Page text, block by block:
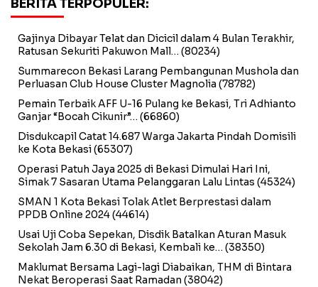
BERITA TERPOPULER:
Gajinya Dibayar Telat dan Dicicil dalam 4 Bulan Terakhir,
Ratusan Sekuriti Pakuwon Mall… (80234)
Summarecon Bekasi Larang Pembangunan Mushola dan
Perluasan Club House Cluster Magnolia (78782)
Pemain Terbaik AFF U-16 Pulang ke Bekasi, Tri Adhianto
Ganjar “Bocah Cikunir”… (66860)
Disdukcapil Catat 14.687 Warga Jakarta Pindah Domisili
ke Kota Bekasi(65307)
Operasi Patuh Jaya 2025 di Bekasi Dimulai Hari Ini,
Simak 7 Sasaran Utama Pelanggaran Lalu Lintas (45324)
SMAN 1 Kota Bekasi Tolak Atlet Berprestasi dalam
PPDB Online 2024(44614)
Usai Uji Coba Sepekan, Disdik Batalkan Aturan Masuk
Sekolah Jam 6.30 di Bekasi, Kembali ke… (38350)
Maklumat Bersama Lagi-lagi Diabaikan, THM di Bintara
Nekat Beroperasi Saat Ramadan (38042)